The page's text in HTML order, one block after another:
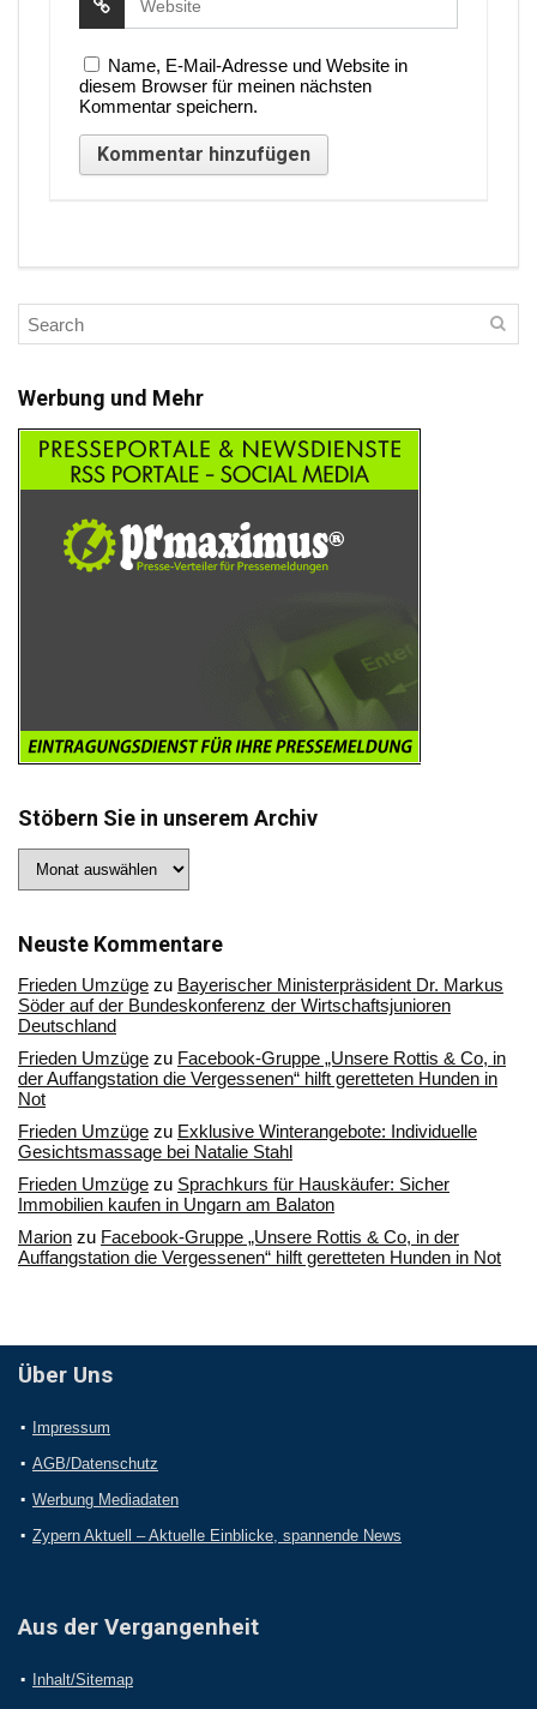
Name, E-Mail-Adresse und Website in
diesem Browser für meinen nächsten
Kommentar speichern.
Werbung und Mehr
Stöbern Sie in unserem Archiv
Sie
Archiv
Neuste Kommentare
Frieden Umzüge zu Bayerischer Ministerpräsident Dr. Markus
Söder auf der Bundeskonferenz der Wirtschaftsjunioren
Deutschland
Frieden Umzüge zu Facebook-Gruppe „Unsere Rottis & Co, in
der Auffangstation die Vergessenen“ hilft geretteten Hunden in
Not
Frieden Umzüge zu Exklusive Winterangebote: Individuelle
Gesichtsmassage bei Natalie Stahl
Frieden Umzüge zu Sprachkurs für Hauskäufer: Sicher
Immobilien kaufen in Ungarn am Balaton
Marion zu Facebook-Gruppe „Unsere Rottis & Co, in der
Auffangstation die Vergessenen“ hilft geretteten Hunden in Not
Über Uns
Impressum
AGB/Datenschutz
Werbung Mediadaten
Zypern Aktuell – Aktuelle Einblicke, spannende News
Aus der Vergangenheit
Inhalt/Sitemap